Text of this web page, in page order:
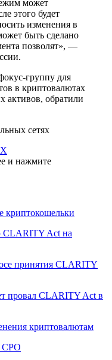
может
этого будет
изменения в
быть сделано
позволят», —
группу для
в криптовалютах
активов, обратили
сетях
X
и нажмите
криптокошельки
CLARITY Act на
принятия CLARITY
провал CLARITY Act в
криптовалютам
СРО